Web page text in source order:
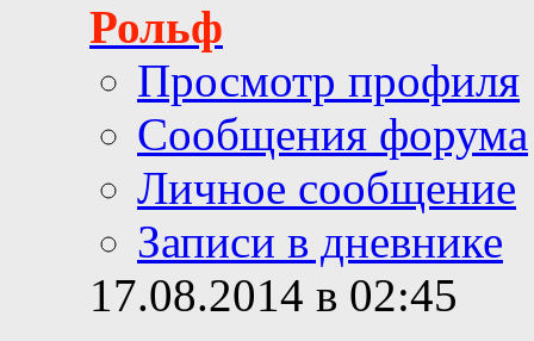
Рольф
Просмотр профиля
Сообщения форума
Личное сообщение
Записи в дневнике
17.08.2014 в 02:45